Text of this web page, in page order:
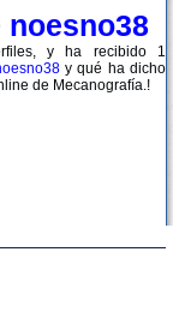
noesno38
y ha recibido 1
y qué ha dicho
de Mecanografía.!